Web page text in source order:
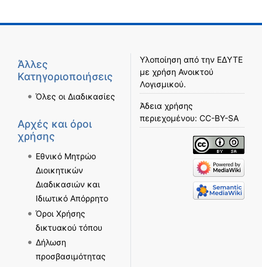
Άλλες
Κατηγοριοποιήσεις
Όλες οι Διαδικασίες
Αρχές και όροι
χρήσης
Εθνικό Μητρώο
Διοικητικών
Διαδικασιών και
Ιδιωτικό Απόρρητο
Όροι Χρήσης
δικτυακού τόπου
Δήλωση
προσβασιμότητας
Υλοποίηση από την ΕΔΥΤΕ
με χρήση Ανοικτού
Λογισμικού.
Άδεια χρήσης
περιεχομένου: CC-BY-SA